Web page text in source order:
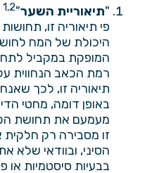
"תיאוריית השער"
1,2
פי תיאוריה זו,
היכולת של המח לחוש
המופקת במקביל
רמת הכאב הנחווית
תיאוריה זו, לכך
באופן דומה, מחטי
מעמעם את תחושת
זו מסבירה רק
הסיני, ובוודאי שלא
בבעיות סיסטמיות או